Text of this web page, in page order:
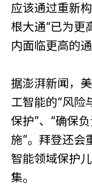
应该通过重新
根大通“已为更
内面临更高的通
据澎湃新闻，
工智能的“风险
保护”、“确保
施”。拜登还会
智能领域保护
集。